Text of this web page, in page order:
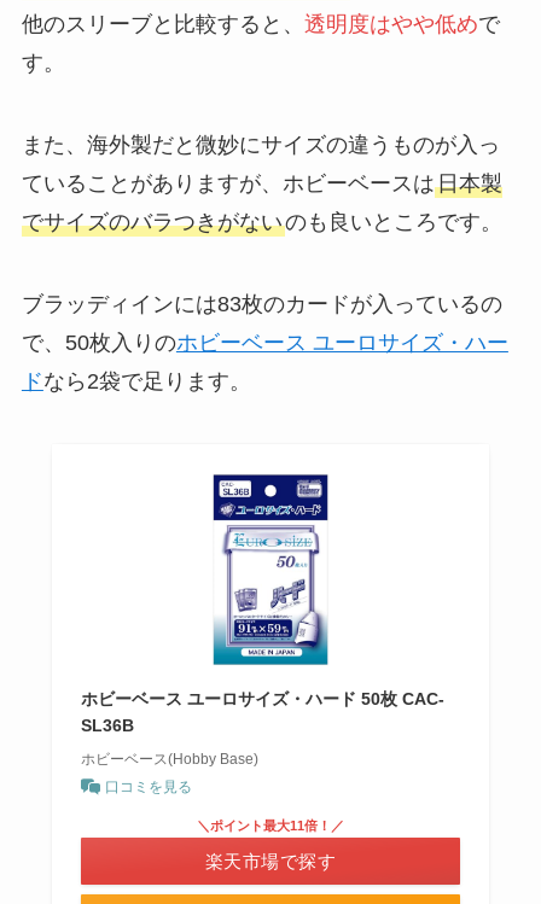
他のスリーブと比較すると、 透明度はやや低めで
す。
また、海外製だと微妙にサイズの違うものが入っ
ていることがありますが、ホビーベースは日本製
でサイズのバラつきがないのも良いところです。
ブラッディインには83枚のカードが入っているの
で、50枚入りのホビーベース ユーロサイズ・ハー
ドなら2袋で足ります。
ホビーベース ユーロサイズ・ハード 50枚 CAC-
SL36B
ホビーベース(Hobby Base)
口コミを見る
＼ポイント最大11倍！／
楽天市場で探す